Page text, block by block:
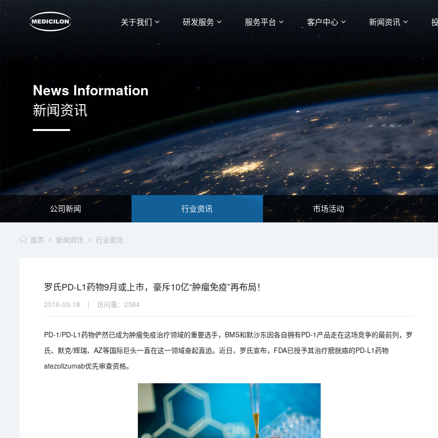
关于我们 研发服务 服务平台 客户中心 新闻资讯
News Information
新闻资讯
公司新闻 行业资讯 市场活动
首页 新闻资讯 行业资讯
罗氏PD-L1药物9月或上市，豪斥10亿“肿瘤免疫”再布局！
2016-03-18 | 访问量：2584
PD-1/PD-L1药物俨然已成为肿瘤免疫治疗领域的重要选手，BMS和默沙东因各自拥有PD-1产品走在这场竞争的最前列，罗
氏、默克/辉瑞、AZ等国际巨头一直在这一领域奋起直追。近日，罗氏宣布，FDA已授予其治疗膀胱癌的PD-L1药物
atezolizumab优先审查资格。